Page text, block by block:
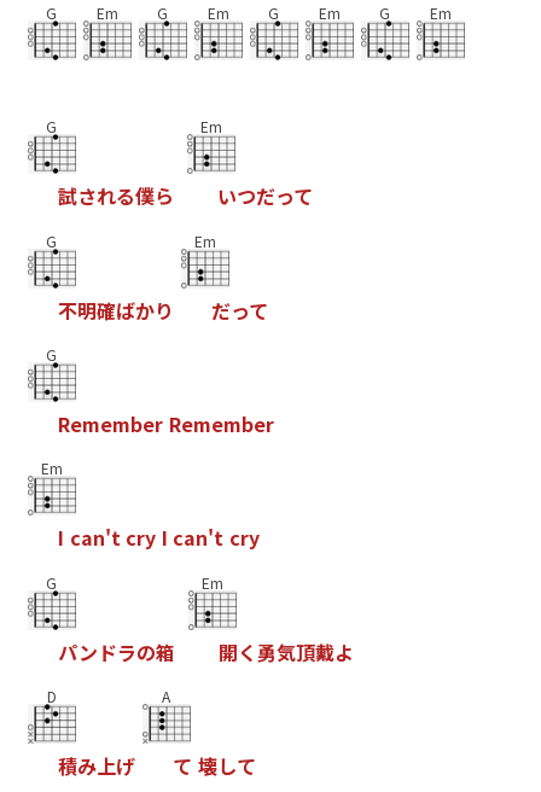
G Em G Em G Em G Em
G
試される僕ら
Em
いつだって
G
不明確ばかり
Em
だって
G
Remember Remember
Em
I can't cry I can't cry
G
パン ドラの箱
Em
開く 勇気頂戴よ
D
積み上げ
A
て 壊して